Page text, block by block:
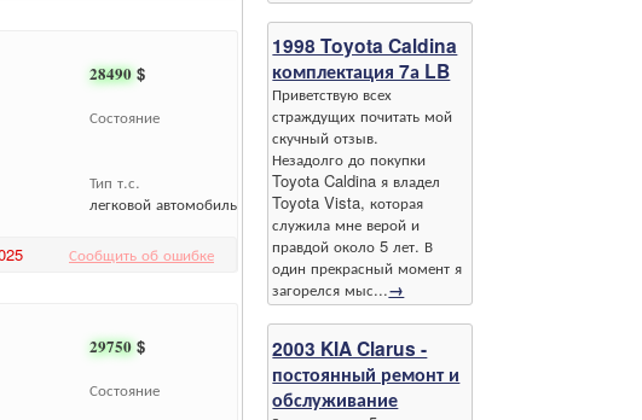
28490 $
Состояние
Тип т.с.
легковой автомобиль
Сообщить об ошибке
29750 $
Состояние
1998 Toyota Caldina
комплектация 7а LB
Приветствую всех
страждущих почитать мой
скучный отзыв.
Незадолго до покупки
Toyota Caldina я владел
Toyota Vista, которая
служила мне верой и
правдой около 5 лет. В
один прекрасный момент я
загорелся мыс...→
2003 KIA Clarus -
постоянный ремонт и
обслуживание